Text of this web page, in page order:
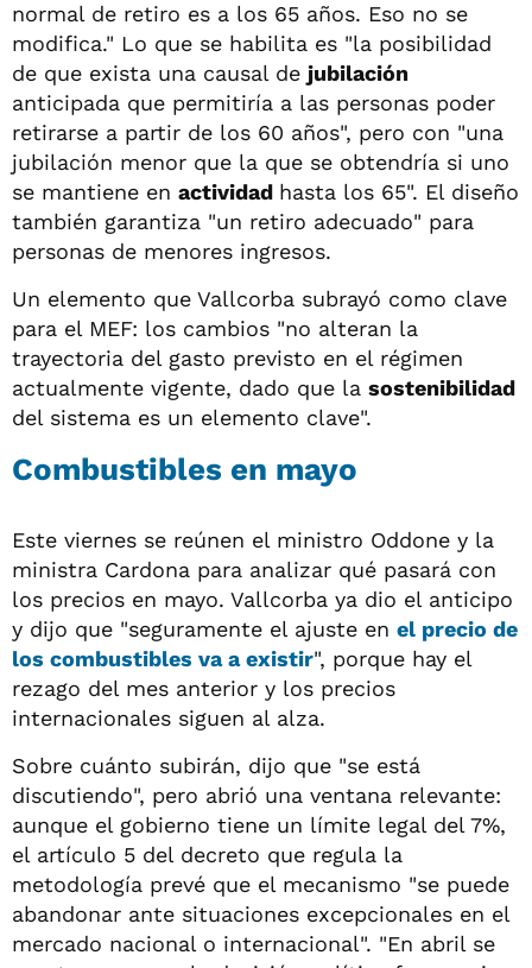
normal de retiro es a los 65 años. Eso no se
modifica." Lo que se habilita es "la posibilidad
de que exista una causal de jubilación
anticipada que permitiría a las personas poder
retirarse a partir de los 60 años", pero con "una
jubilación menor que la que se obtendría si uno
se mantiene en actividad hasta los 65". El diseño
también garantiza "un retiro adecuado" para
personas de menores ingresos.
Un elemento que Vallcorba subrayó como clave
para el MEF: los cambios "no alteran la
trayectoria del gasto previsto en el régimen
actualmente vigente, dado que la sostenibilidad
del sistema es un elemento clave".
Combustibles en mayo
Este viernes se reúnen el ministro Oddone y la
ministra Cardona para analizar qué pasará con
los precios en mayo. Vallcorba ya dio el anticipo
y dijo que "seguramente el ajuste en el precio de
los combustibles va a existir", porque hay el
rezago del mes anterior y los precios
internacionales siguen al alza.
Sobre cuánto subirán, dijo que "se está
discutiendo", pero abrió una ventana relevante:
aunque el gobierno tiene un límite legal del 7%,
el artículo 5 del decreto que regula la
metodología prevé que el mecanismo "se puede
abandonar ante situaciones excepcionales en el
mercado nacional o internacional". "En abril se